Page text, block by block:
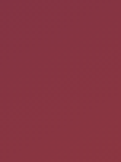
puis
suivantes pour
du dossier selon